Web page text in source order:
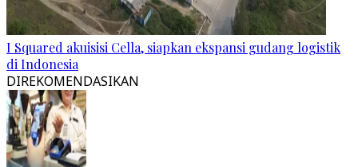
I Squared akuisisi Cella, siapkan ekspansi gudang logistik
di Indonesia
DIREKOMENDASIKAN